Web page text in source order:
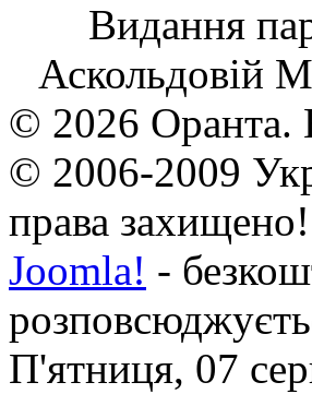
Видання
Аскольдовій
© 2026 Оранта.
© 2006-2009
права захищено!
Joomla! -
П'ятниця, 07